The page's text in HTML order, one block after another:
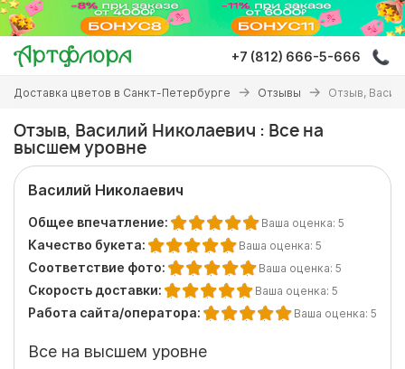
Перейти
основному
содержанию
+7 (812) 666-5-666
Вы
здесь
Доставка цветов в Санкт-Петербурге Отзывы Отзыв,
Отзыв, Василий Николаевич : Все на
высшем уровне
Василий Николаевич
Общее впечатление: Ваша оценка: 5
Качество букета: Ваша оценка: 5
Соответствие фото: Ваша оценка: 5
Скорость доставки: Ваша оценка: 5
Работа сайта/оператора: Ваша оценка: 5
Все на высшем уровне